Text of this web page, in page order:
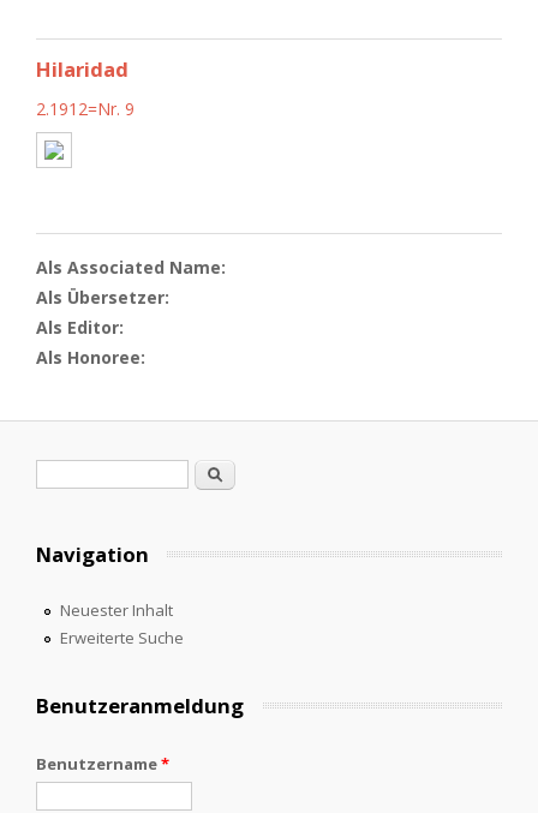
Hilaridad
2.1912=Nr. 9
Als Associated Name:
Als Übersetzer:
Als Editor:
Als Honoree:
Suche
Navigation
Neuester Inhalt
Erweiterte Suche
Benutzeranmeldung
Benutzername*